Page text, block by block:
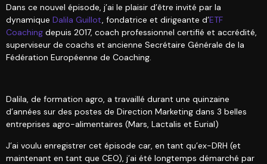
Dans ce nouvel épisode, j’ai le plaisir d’être invité par la
dynamique Dalila Guillot , fondatrice et dirigeante d’ETF
Coaching depuis 2017, coach professionnel certifié et accrédité,
superviseur de coachs et ancienne Secrétaire Générale de la
Fédération Européenne de Coaching.
Dalila, de formation agro, a travaillé durant une quinzaine
d’années sur des postes de Direction Marketing dans 3 belles
entreprises agro-alimentaires (Mars, Lactalis et Eurial)
J’ai voulu enregistrer cet épisode car, en tant qu’ex-DRH (et
maintenant en tant que CEO), j’ai été longtemps démarché par